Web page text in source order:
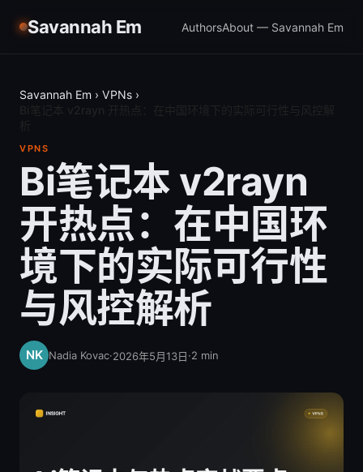
Savannah Em AuthorsAbout — Savannah Em
Savannah Em › VPNs ›
VPNS
Bi笔记本 v2rayn
开热点：在中国环
境下的实际可行性
与风控解析
Nadia Kovac·2026年5月13日·2 min